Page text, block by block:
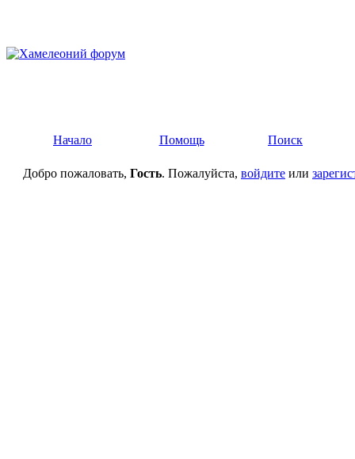
Начало Помощь Поиск
Добро пожаловать, Гость. Пожалуйста, войдите или